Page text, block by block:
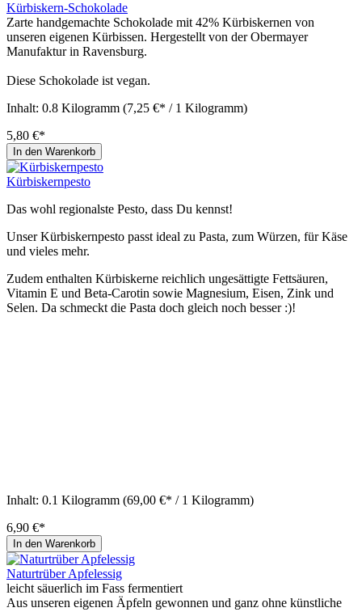
Kürbiskern-Schokolade
Zarte handgemachte Schokolade mit 42% Kürbiskernen von
unseren eigenen Kürbissen. Hergestellt von der Obermayer
Manufaktur in Ravensburg.
Diese Schokolade ist vegan.
Inhalt: 0.8 Kilogramm (7,25 €* / 1 Kilogramm)
5,80 €*
In den Warenkorb
Kürbiskernpesto
Das wohl regionalste Pesto, dass Du kennst!
Unser Kürbiskernpesto passt ideal zu Pasta, zum Würzen, für Käse
und vieles mehr.
Zudem enthalten Kürbiskerne reichlich ungesättigte Fettsäuren,
Vitamin E und Beta-Carotin sowie Magnesium, Eisen, Zink und
Selen. Da schmeckt die Pasta doch gleich noch besser :)!
Inhalt: 0.1 Kilogramm (69,00 €* / 1 Kilogramm)
6,90 €*
In den Warenkorb
Naturtrüber Apfelessig
leicht säuerlich im Fass fermentiert
Aus unseren eigenen Äpfeln gewonnen und ganz ohne künstliche